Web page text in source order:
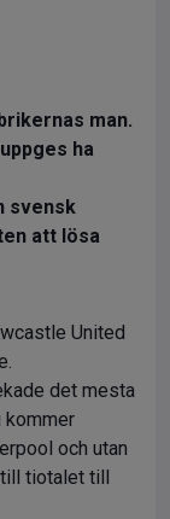
man.
ha
svensk
att lösa
United
det mesta
kommer
och utan
tiotalet till